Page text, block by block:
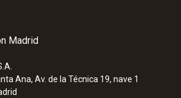
Madrid
Ana, Av. de la Técnica 19, nave 1